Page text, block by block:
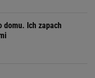
domu. Ich zapach